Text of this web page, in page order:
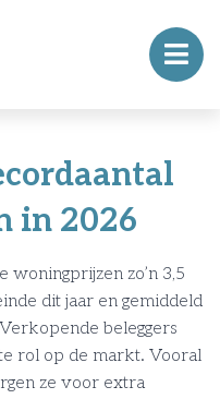
in 2026
zo’n 3,5
dit jaar en gemiddeld
beleggers
rol op de markt. Vooral
ze voor extra